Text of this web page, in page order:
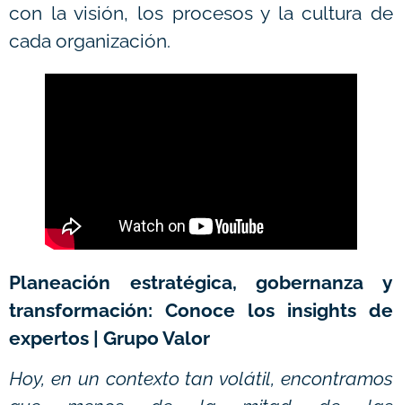
con la visión, los procesos y la cultura de
cada organización.
Planeación estratégica, gobernanza y
transformación: Conoce los insights de
expertos | Grupo Valor
Hoy, en un contexto tan volátil, encontramos